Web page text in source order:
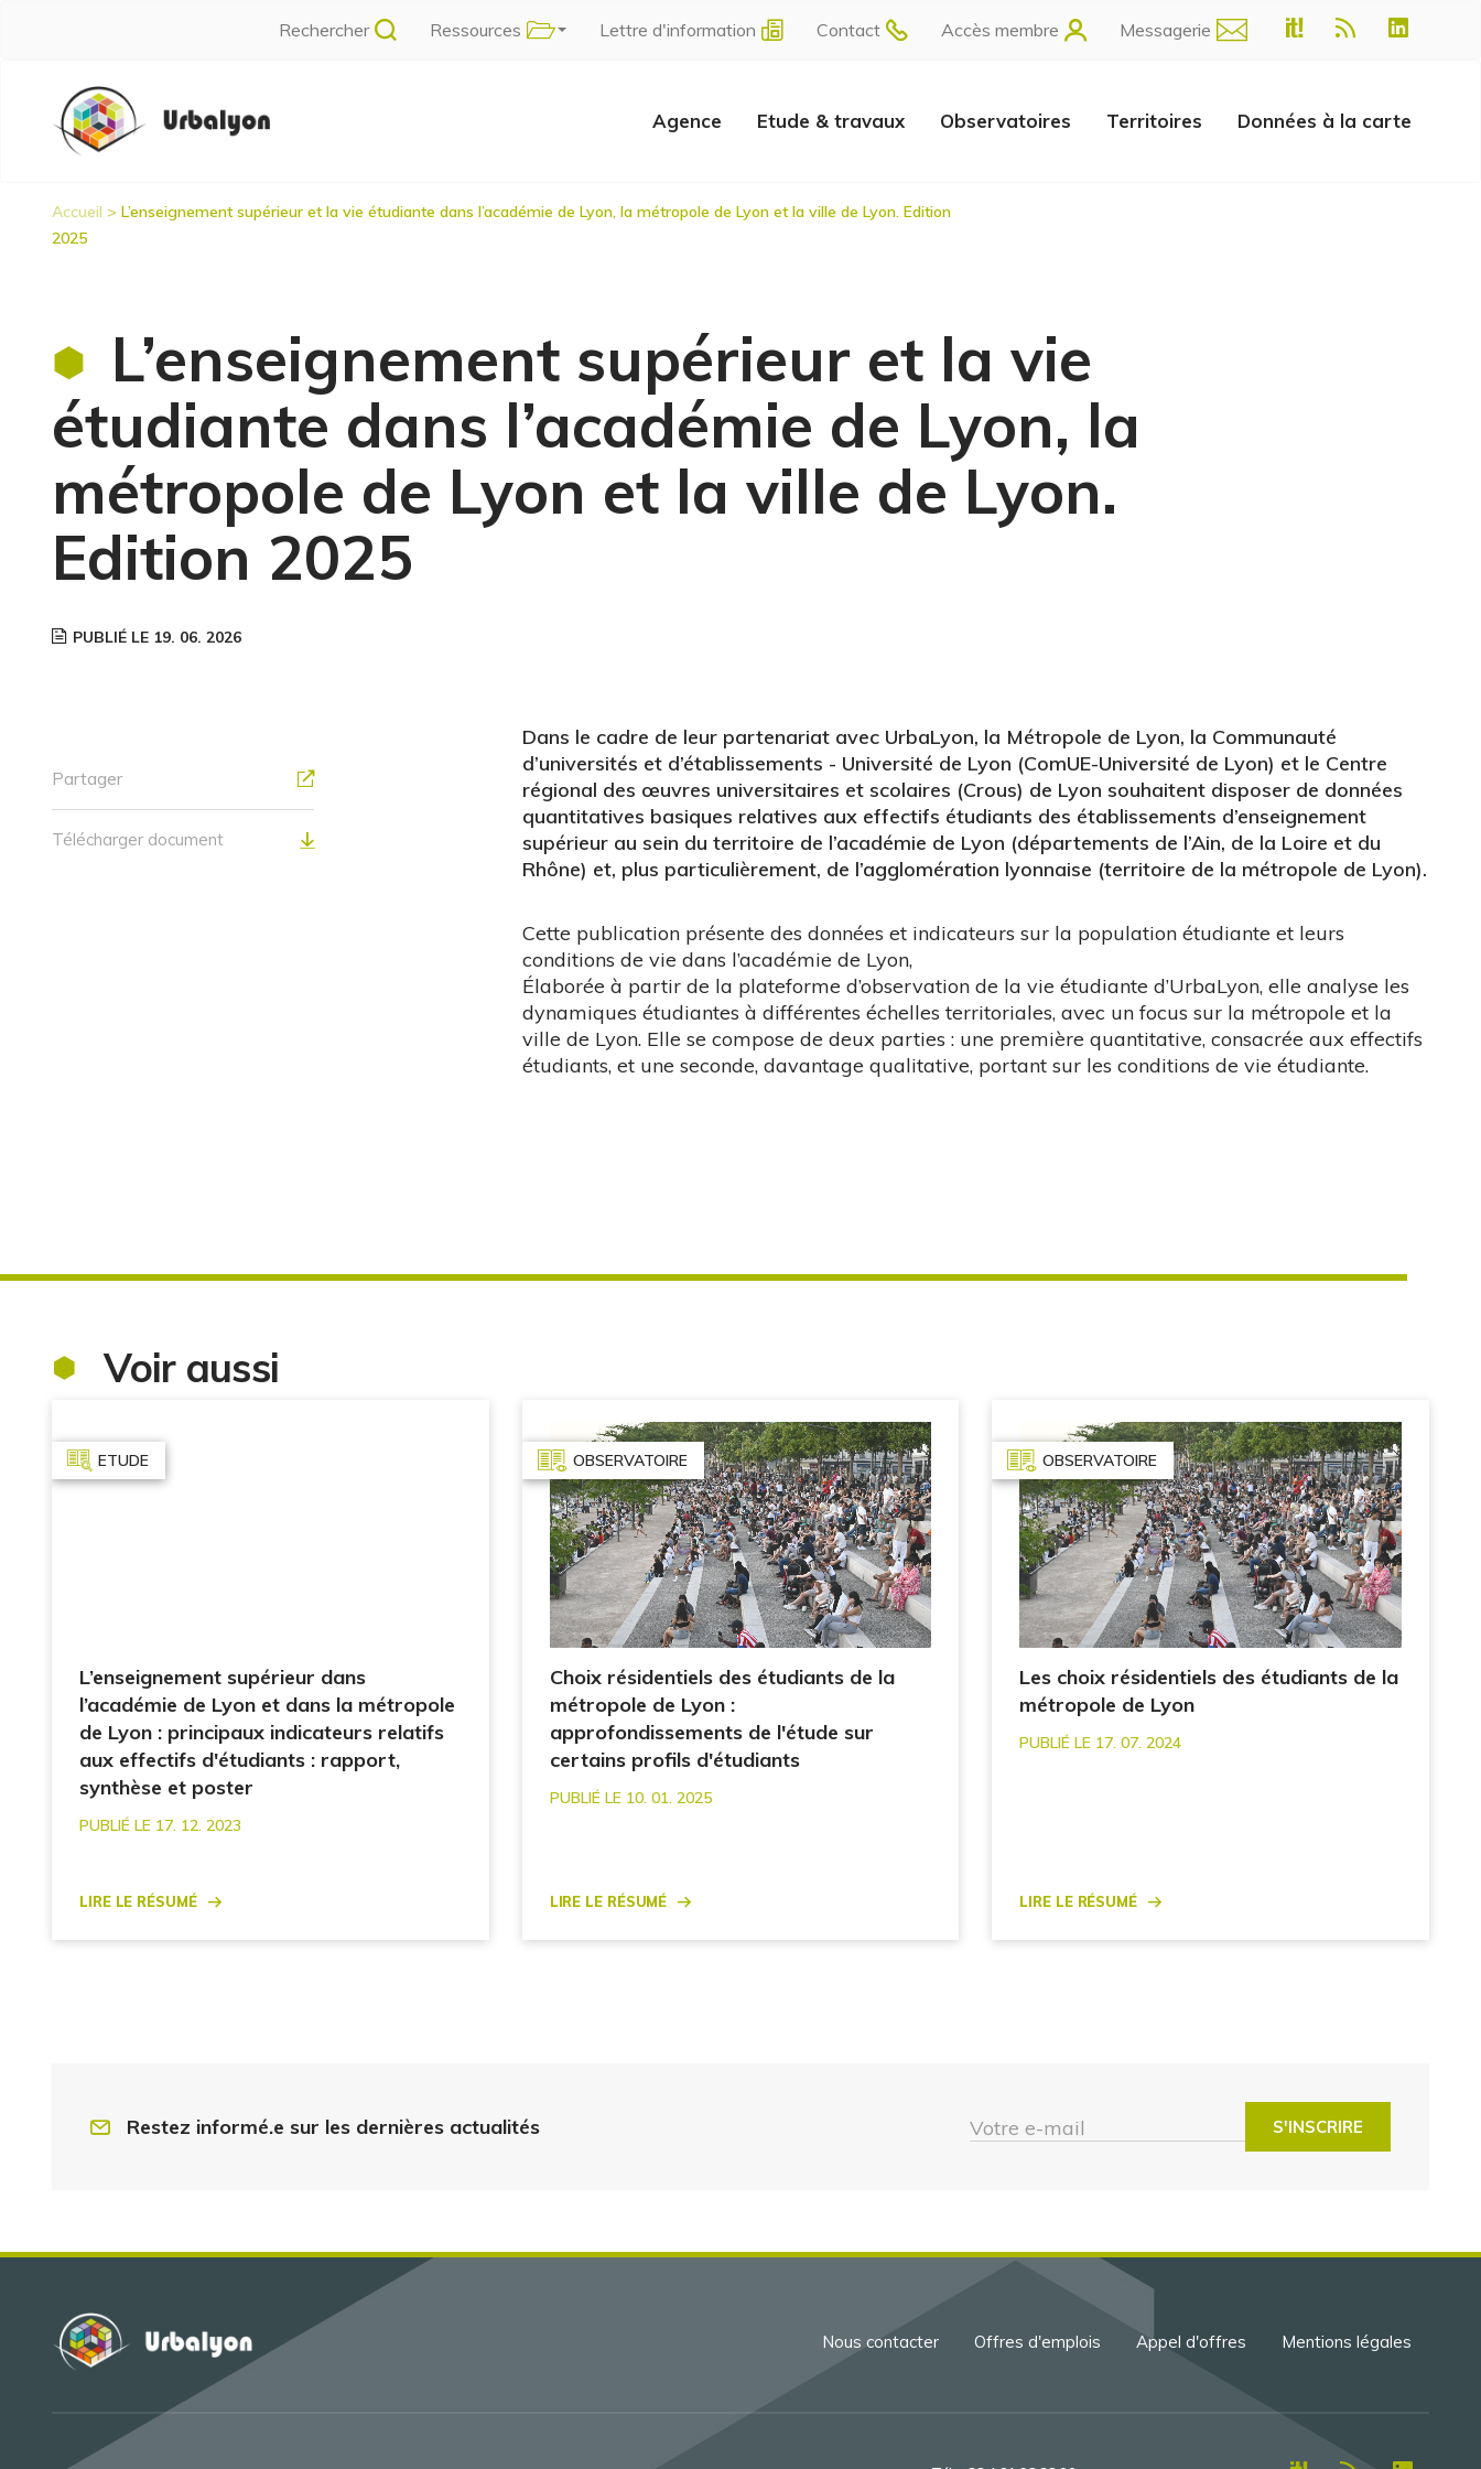
Rechercher Ressources Lettre d'information Contact Accès membre Messagerie
Navigation
principale
Agence Etude & travaux Observatoires Territoires Données à la carte
Accueil
L’enseignement supérieur et la vie étudiante dans l’académie de Lyon, la métropole de Lyon et la ville de Lyon. Edition
2025
L’enseignement supérieur et la vie
étudiante dans l’académie de Lyon, la
métropole de Lyon et la ville de Lyon.
Edition 2025
PUBLIÉ LE 19. 06. 2026
Partager
Télécharger document
Dans le cadre de leur partenariat avec UrbaLyon, la Métropole de Lyon, la Communauté
d’universités et d’établissements - Université de Lyon (ComUE-Université de Lyon) et le Centre
régional des œuvres universitaires et scolaires (Crous) de Lyon souhaitent disposer de données
quantitatives basiques relatives aux effectifs étudiants des établissements d’enseignement
supérieur au sein du territoire de l’académie de Lyon (départements de l’Ain, de la Loire et du
Rhône) et, plus particulièrement, de l’agglomération lyonnaise (territoire de la métropole de Lyon).
Cette publication présente des données et indicateurs sur la population étudiante et leurs
conditions de vie dans l’académie de Lyon,
Élaborée à partir de la plateforme d’observation de la vie étudiante d’UrbaLyon, elle analyse les
dynamiques étudiantes à différentes échelles territoriales, avec un focus sur la métropole et la
ville de Lyon. Elle se compose de deux parties : une première quantitative, consacrée aux effectifs
étudiants, et une seconde, davantage qualitative, portant sur les conditions de vie étudiante.
Voir aussi
ETUDE
L’enseignement supérieur dans
l’académie de Lyon et dans la métropole
de Lyon : principaux indicateurs relatifs
aux effectifs d'étudiants : rapport,
synthèse et poster
PUBLIÉ LE 17. 12. 2023
Lire le résumé
OBSERVATOIRE
Choix résidentiels des étudiants de la
métropole de Lyon :
approfondissements de l'étude sur
certains profils d'étudiants
PUBLIÉ LE 10. 01. 2025
Lire le résumé
OBSERVATOIRE
Les choix résidentiels des étudiants de la
métropole de Lyon
PUBLIÉ LE 17. 07. 2024
Lire le résumé
Restez informé.e sur les dernières actualités Votre e-mail
Menu
Nous contacter Offres d'emplois Appel d'offres Mentions légales